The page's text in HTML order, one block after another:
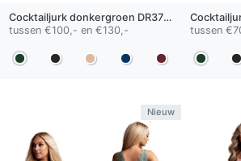
Cocktailjurk donkergroen DR3720
tussen €100,- en €130,-
tussen
Nieuw